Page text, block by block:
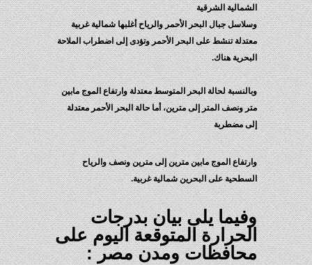
الشمالية الشرقية
وسلاسل جبال البحر الأحمر والرياح أغلبها شمالية غربية
معتدلة تنشط على البحر الأحمر وتؤدى إلى اضطراب الملاحة
البحرية هناك.
وبالنسبة لحالة البحر المتوسط معتدلة وارتفاع الموج مابين
متر ونصف المتر إلى مترين، أما حالة البحر الأحمر معتدلة
إلى مضطربة
وارتفاع الموج مابين مترين إلى مترين ونصف والرياح
السطحية على البحرين شمالية غربية.
وفيما يلى بيان بدرجات
الحرارة المتوقعة اليوم على
محافظات ومدن مصر :